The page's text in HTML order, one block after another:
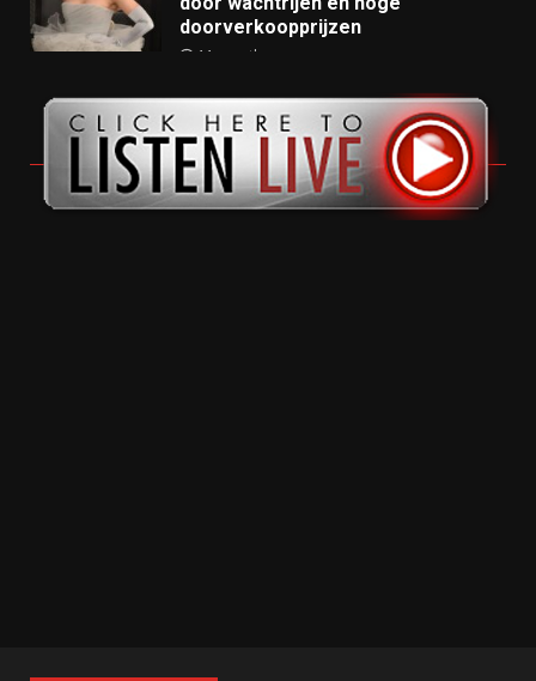
doorverkoopprijzen
11 months ago